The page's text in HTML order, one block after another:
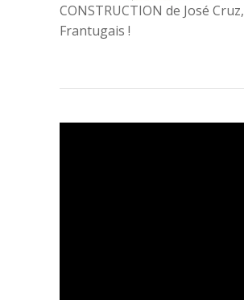
CONSTRUCTION de José
Frantugais !